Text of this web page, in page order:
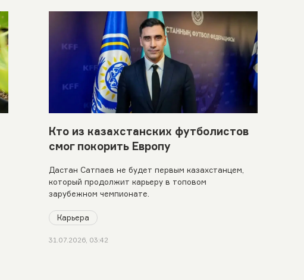
Кто из казахстанских футболистов
смог покорить Европу
Дастан Сатпаев не будет первым казахстанцем,
который продолжит карьеру в топовом
зарубежном чемпионате.
Карьера
31.07.2026, 03:42